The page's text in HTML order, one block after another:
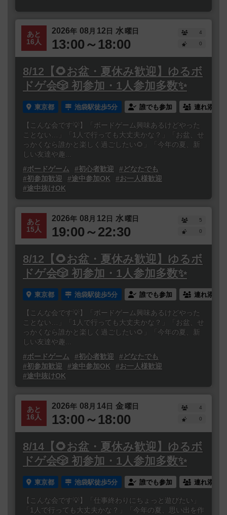
あと
16人
2026年 08 月 12日 水曜日
13:00～18:00
4
0
8/12【🌻お盆・夏休み歓迎】ゆるボ
ドゲ会🎲 初参加・1人参加多数✨
東京都 池袋駅徒歩5分 誰でも参加 連れ添い
【こんな会です💡】「ボードゲーム興味あるけどやった
ことない…」「1人で行っても大丈夫かな？」「お盆、せ
っかくなら誰かと楽しく過ごしたい🌻」「今年の夏、新
しい友達や趣...
#ボードゲーム
#初心者歓迎
#どなたでも
#初参加歓迎
#途中参加OK
#お一人様歓迎
#途中抜けOK
あと
15人
2026年 08 月 12日 水曜日
19:00～22:30
5
0
8/12【🌻お盆・夏休み歓迎】ゆるボ
ドゲ会🎲 初参加・1人参加多数✨
東京都 池袋駅徒歩5分 誰でも参加 連れ添い
【こんな会です💡】「ボードゲーム興味あるけどやった
ことない…」「1人で行っても大丈夫かな？」「お盆、せ
っかくなら誰かと楽しく過ごしたい🌻」「今年の夏、新
しい友達や趣...
#ボードゲーム
#初心者歓迎
#どなたでも
#初参加歓迎
#途中参加OK
#お一人様歓迎
#途中抜けOK
あと
16人
2026年 08 月 14日 金曜日
13:00～18:00
4
0
8/14【🌻お盆・夏休み歓迎】ゆるボ
ドゲ会🎲 初参加・1人参加多数✨
東京都 池袋駅徒歩5分 誰でも参加 連れ添い
【こんな会です💡】「仕事終わりにちょっと遊びたい」
「1人で行っても大丈夫かな？」「今年の夏、思い出を作